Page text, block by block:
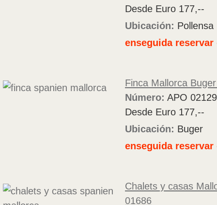
Desde Euro 177,--
Ubicación: Pollensa
enseguida reservar
Finca Mallorca
Número: APO
Desde Euro 177,--
Ubicación: Buger
enseguida reservar
Chalets y casas
01686